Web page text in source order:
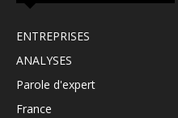
ENTREPRISES
ANALYSES
Parole d'expert
France